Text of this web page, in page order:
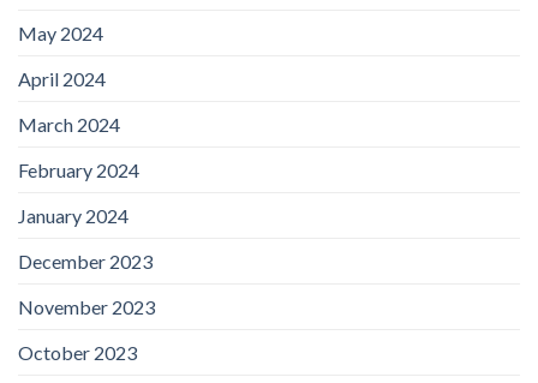
May 2024
April 2024
March 2024
February 2024
January 2024
December 2023
November 2023
October 2023